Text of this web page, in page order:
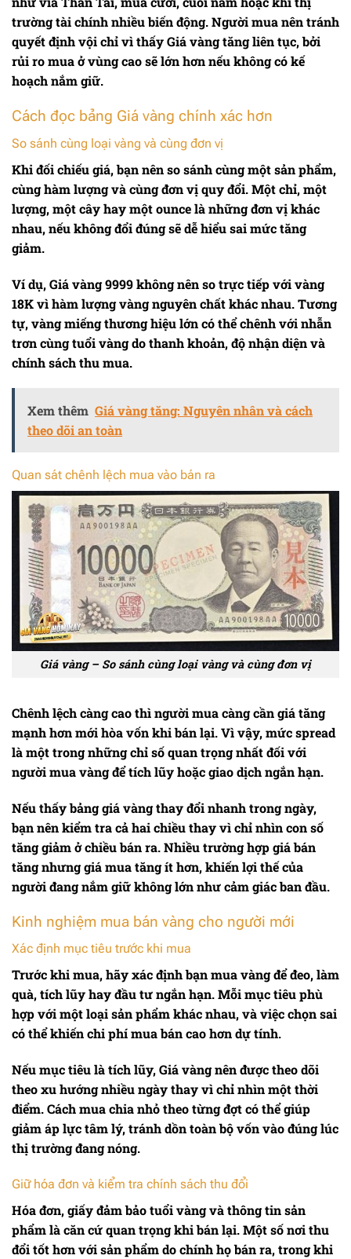
trường tài chính nhiều biến động. Người mua nên tránh
quyết định vội chỉ vì thấyGiá vàngtăng liên tục, bởi
rủi ro mua ở vùng cao sẽ lớn hơn nếu không có kế
hoạch nắm giữ.
Cách đọc bảng Giá vàng chính xác hơn
So sánh cùng loại vàng và cùng đơn vị
Khi đối chiếu giá, bạn nên so sánh cùng một sản phẩm,
cùng hàm lượng và cùng đơn vị quy đổi. Một chỉ, một
lượng, một cây hay một ounce là những đơn vị khác
nhau, nếu không đổi đúng sẽ dễ hiểu sai mức tăng
giảm.
Ví dụ,Giá vàng9999 không nên so trực tiếp với vàng
18K vì hàm lượng vàng nguyên chất khác nhau. Tương
tự, vàng miếng thương hiệu lớn có thể chênh với nhẫn
trơn cùng tuổi vàng do thanh khoản, độ nhận diện và
chính sách thu mua.
Xem thêm Giá vàng tăng: Nguyên nhân và cách
theo dõi an toàn
Quan sát chênh lệch mua vào bán ra
Giá vàng – So sánh cùng loại vàng và cùng đơn vị
Chênh lệch càng cao thì người mua càng cần giá tăng
mạnh hơn mới hòa vốn khi bán lại. Vì vậy, mức spread
là một trong những chỉ số quan trọng nhất đối với
người mua vàng để tích lũy hoặc giao dịch ngắn hạn.
Nếu thấybảng giá vàngthay đổi nhanh trong ngày,
bạn nên kiểm tra cả hai chiều thay vì chỉ nhìn con số
tăng giảm ở chiều bán ra. Nhiều trường hợp giá bán
tăng nhưng giá mua tăng ít hơn, khiến lợi thế của
người đang nắm giữ không lớn như cảm giác ban đầu.
Kinh nghiệm mua bán vàng cho người mới
Xác định mục tiêu trước khi mua
Trước khi mua, hãy xác định bạn mua vàng để đeo, làm
quà, tích lũy hay đầu tư ngắn hạn. Mỗi mục tiêu phù
hợp với một loại sản phẩm khác nhau, và việc chọn sai
có thể khiến chi phí mua bán cao hơn dự tính.
Nếu mục tiêu là tích lũy,Giá vàngnên được theo dõi
theo xu hướng nhiều ngày thay vì chỉ nhìn một thời
điểm. Cách mua chia nhỏ theo từng đợt có thể giúp
giảm áp lực tâm lý, tránh dồn toàn bộ vốn vào đúng lúc
thị trường đang nóng.
Giữ hóa đơn và kiểm tra chính sách thu đổi
Hóa đơn, giấy đảm bảo tuổi vàng và thông tin sản
phẩm là căn cứ quan trọng khi bán lại. Một số nơi thu
đổi tốt hơn với sản phẩm do chính họ bán ra, trong khi